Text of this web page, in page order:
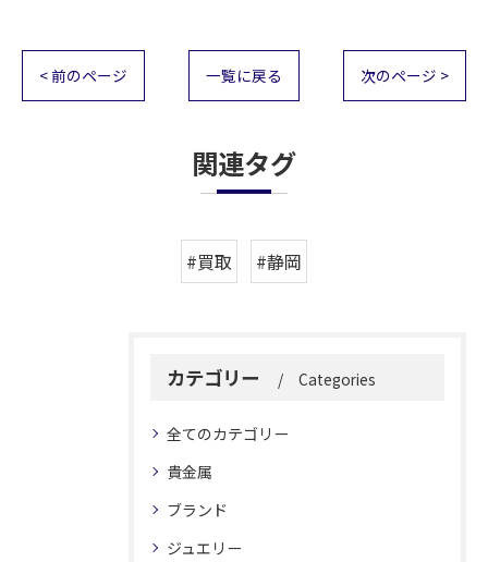
< 前のページ 一覧に戻る 次のページ >
関連タグ
#買取 #静岡
カテゴリー Categories
全てのカテゴリー
貴金属
ブランド
ジュエリー